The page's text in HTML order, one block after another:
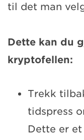
til det man
Dette kan du
kryptofellen:
Trekk
tidspress
Dette er